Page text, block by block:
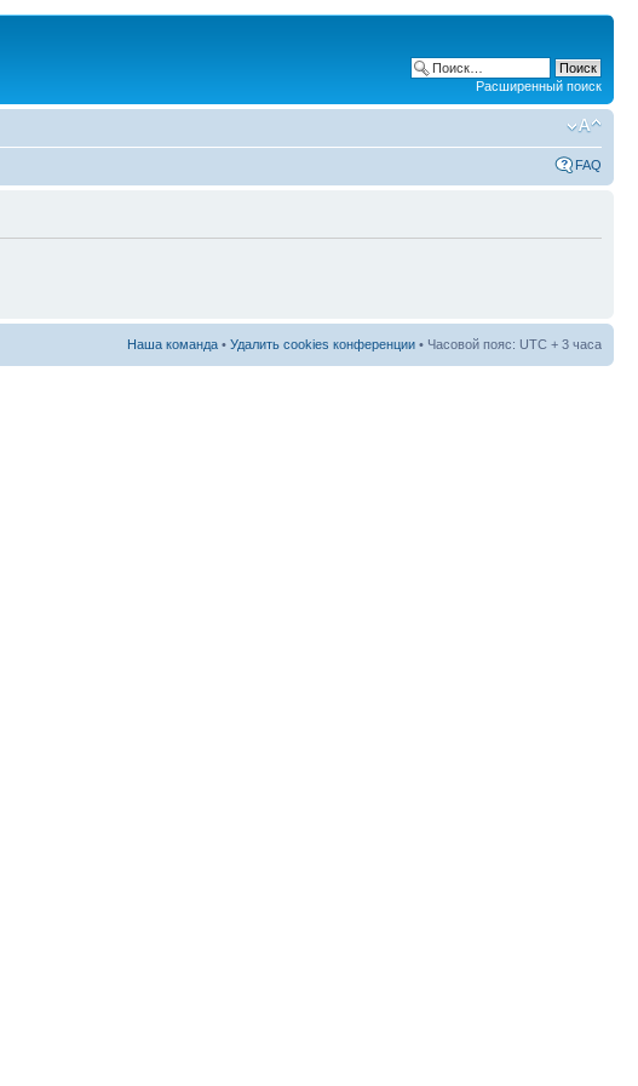
Расширенный поиск
FAQ
Наша команда • Удалить cookies конференции • Часовой пояс: UTC + 3 часа